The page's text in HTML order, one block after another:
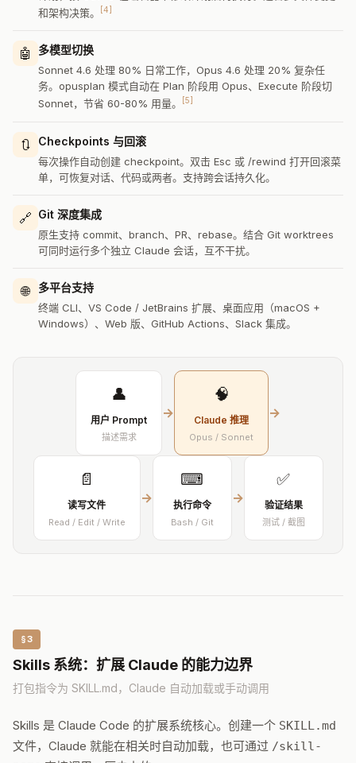
和架构决策。
[4]
🤖 多模型切换
Sonnet 4.6 处理 80% 日常工作，Opus 4.6 处理 20% 复杂任
务。opusplan 模式自动在 Plan 阶段用 Opus、Execute 阶段切
Sonnet，节省 60-80% 用量。
[5]
🔃 Checkpoints 与回滚
每次操作自动创建 checkpoint。双击 Esc 或 /rewind 打开回滚菜
单，可恢复对话、代码或两者。支持跨会话持久化。
🔗 Git 深度集成
原生支持 commit、branch、PR、rebase。结合 Git worktrees
可同时运行多个独立 Claude 会话，互不干扰。
🌐 多平台支持
终端 CLI、VS Code / JetBrains 扩展、桌面应用（macOS +
Windows）、Web 版、GitHub Actions、Slack 集成。
👤
用户 Prompt
描述需求
→
🧠
Claude 推理
Opus / Sonnet
→
📄
读写文件
Read / Edit / Write
→
⌨
执行命令
Bash / Git
→
✅
验证结果
测试 / 截图
§3
Skills 系统：扩展 Claude 的能力边界
打包指令为 SKILL.md，Claude 自动加载或手动调用
Skills 是 Claude Code 的扩展系统核心。创建一个 SKILL.md
文件，Claude 就能在相关时自动加载，也可通过 /skill-